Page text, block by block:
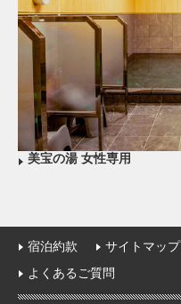
美宝の湯 女性専用
宿泊約款 サイトマップ
よくあるご質問